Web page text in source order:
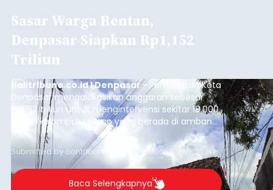
Sasar Warga Rentan,
Denpasar Siapkan Rp1,152
Triliun
balitribune.co.id I Denpasar - Pemerintah Kota
Denpasar mengalokasikan anggaran sebesar
Rp1,152 triliun untuk mengintervensi sekitar 18.000
warga kelompok rentan yang berada di ambang
garis kemiskinan. Langkah strategis ini diambil
guna menjaga masyarakat yang berada pada
kelompok desil 5 dan 6 tersebut agar tidak
merosot ke kategori miskin.
Submitted by contributor Thu, 08/06/2026 - 21:31
Baca Selengkapnya